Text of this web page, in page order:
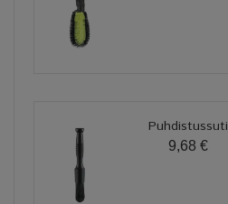
Puhdistussuti
9,68 €